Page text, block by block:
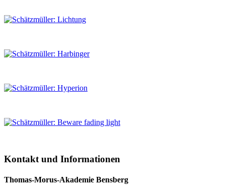
Kontakt und Informationen
Thomas-Morus-Akademie Bensberg